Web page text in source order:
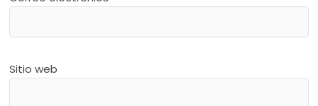
Sitio web